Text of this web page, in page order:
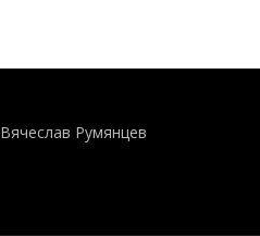
Вячеслав Румянцев